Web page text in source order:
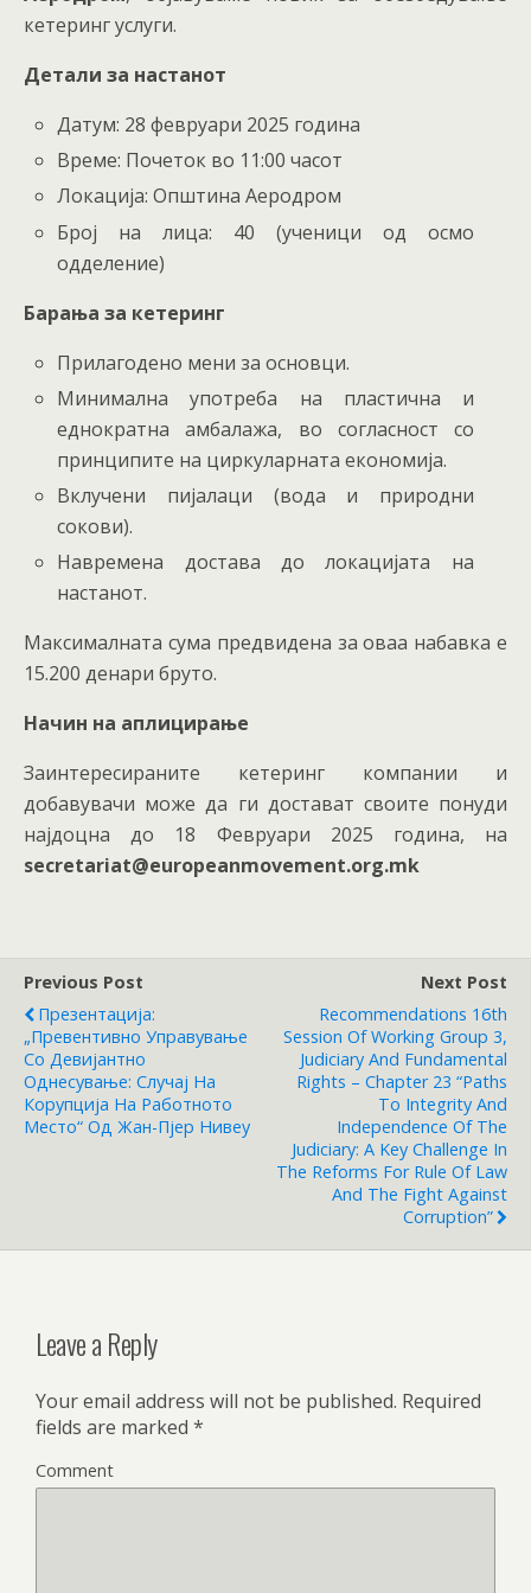
кетеринг услуги.
Детали за настанот
Датум: 28 февруари 2025 година
Време: Почеток во 11:00 часот
Локација: Општина Аеродром
Број на лица: 40 (ученици од осмо
одделение)
Барања за кетеринг
Прилагодено мени за основци.
Минимална употреба на пластична и
еднократна амбалажа, во согласност со
принципите на циркуларната економија.
Вклучени пијалаци (вода и природни
сокови).
Навремена достава до локацијата на
настанот.
Максималната сума предвидена за оваа набавка е
15.200 денари бруто.
Начин на аплицирање
Заинтересираните кетеринг компании и
добавувачи може да ги достават своите понуди
најдоцна до 18 Февруари 2025 година, на
secretariat@europeanmovement.org.mk
Previous Post
Презентација:
„Превентивно Управување
Со Девијантно
Однесување: Случај На
Корупција На Работното
Место“ Од Жан-Пјер Нивеу
Next Post
Recommendations 16th
Session Of Working Group 3,
Judiciary And Fundamental
Rights – Chapter 23 “Paths
To Integrity And
Independence Of The
Judiciary: A Key Challenge In
The Reforms For Rule Of Law
And The Fight Against
Corruption”
Leave a Reply
Your email address will not be published. Required
fields are marked *
Comment